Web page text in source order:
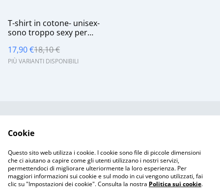
%
T-shirt in cotone- unisex-
sono troppo sexy per
17,90 €18,10 €
PIÙ VARIANTI DISPONIBILI
privacy
Resi & Spedizioni
Cookie
Questo sito web utilizza i cookie. I cookie sono file di piccole dimensioni
che ci aiutano a capire come gli utenti utilizzano i nostri servizi,
permettendoci di migliorare ulteriormente la loro esperienza. Per
maggiori informazioni sui cookie e sul modo in cui vengono utilizzati, fai
clic su "Impostazioni dei cookie". Consulta la nostra Politica sui cookie.